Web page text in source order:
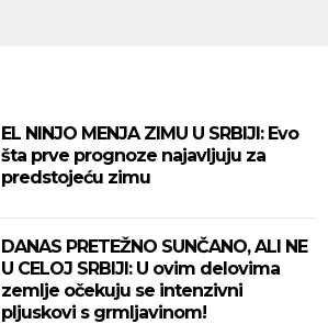
EL NINJO MENJA ZIMU U SRBIJI: Evo
šta prve prognoze najavljuju za
predstojeću zimu
DANAS PRETEŽNO SUNČANO, ALI NE
U CELOJ SRBIJI: U ovim delovima
zemlje očekuju se intenzivni
pljuskovi s grmljavinom!